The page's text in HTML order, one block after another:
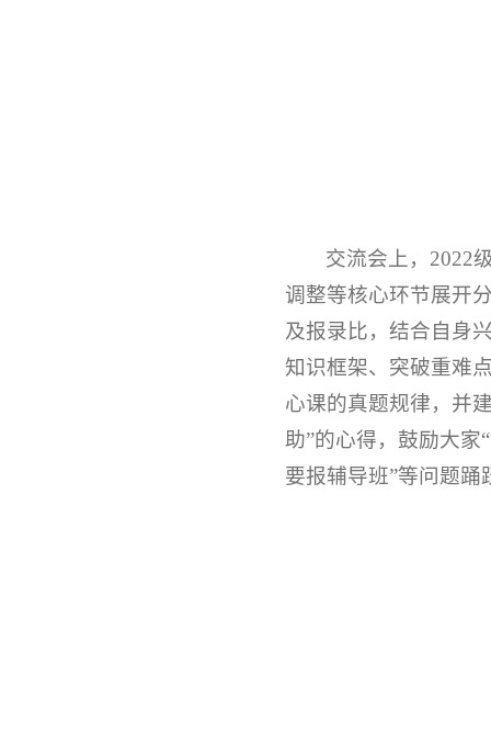
交流会上，2022
调整等核心环节展开
及报录比，结合自身
知识框架、突破重难
心课的真题规律，并
助”的心得，鼓励大家
要报辅导班”等问题